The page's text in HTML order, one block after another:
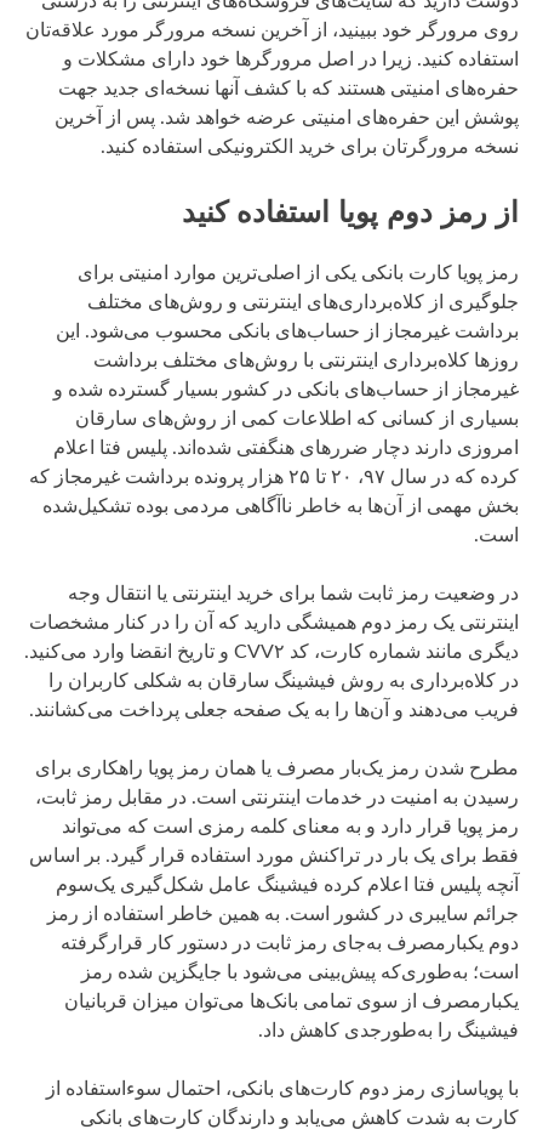
روی مرورگر خود ببینید، از آخرین نسخه مرورگر مورد علاقه‌تان
استفاده کنید. زیرا در اصل مرورگرها خود دارای مشکلات و
حفره‌های امنیتی هستند که با کشف آنها نسخه‌ای جدید جهت
پوشش این حفره‌های امنیتی عرضه خواهد شد. پس از آخرین
نسخه مرورگرتان برای خرید الکترونیکی استفاده کنید.
از رمز دوم پویا استفاده کنید
رمز پویا کارت بانکی یکی از اصلی‌ترین موارد امنیتی برای
جلوگیری از کلاه‌برداری‌های اینترنتی و روش‌های مختلف
برداشت غیرمجاز از حساب‌های بانکی محسوب می‌شود. این
روز‌ها کلاه‌برداری اینترنتی با روش‌های مختلف برداشت
غیرمجاز از حساب‌های بانکی در کشور بسیار گسترده شده و
بسیاری از کسانی که اطلاعات کمی از روش‌های سارقان
امروزی دارند دچار ضرر‌های هنگفتی شده‌اند. پلیس فتا اعلام
کرده که در سال ۹۷، ۲۰ تا ۲۵ هزار پرونده برداشت غیرمجاز که
بخش مهمی از آن‌ها به خاطر ناآگاهی مردمی بوده تشکیل‌شده
است.
در وضعیت رمز ثابت شما برای خرید اینترنتی یا انتقال وجه
اینترنتی یک رمز دوم همیشگی دارید که آن را در کنار مشخصات
دیگری مانند شماره کارت، کد CVV۲ و تاریخ انقضا وارد می‌کنید.
در کلاه‌برداری به روش فیشینگ سارقان به شکلی کاربران را
فریب می‌دهند و آن‌ها را به یک صفحه جعلی پرداخت می‌کشانند.
مطرح شدن رمز یک‌بار مصرف یا همان رمز پویا راهکاری برای
رسیدن به امنیت در خدمات اینترنتی است. در مقابل رمز ثابت،
رمز پویا قرار دارد و به معنای کلمه رمزی است که می‌تواند
فقط برای یک بار در تراکنش مورد استفاده قرار گیرد. بر اساس
آنچه پلیس فتا اعلام کرده فیشینگ عامل شکل‌گیری یک‌سوم
جرائم سایبری در کشور است. به همین خاطر استفاده از رمز
دوم یکبارمصرف به‌جای رمز ثابت در دستور کار قرارگرفته
است؛ به‌طوری‌که پیش‌بینی می‌شود با جایگزین شده رمز
یکبارمصرف از سوی تمامی بانک‌ها می‌توان میزان قربانیان
فیشینگ را به‌طورجدی کاهش داد.
با پویاسازی رمز دوم کارت‌های بانکی، احتمال سوء‌استفاده از
کارت به شدت کاهش می‌یابد و دارندگان کارت‌های بانکی